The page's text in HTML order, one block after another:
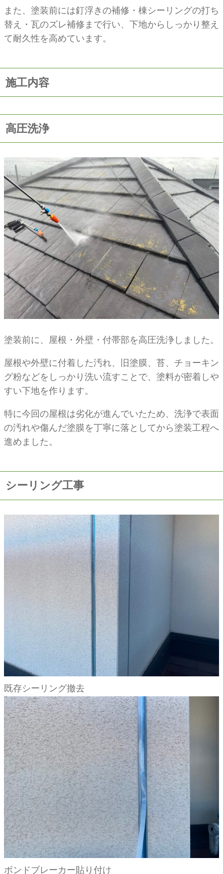
また、塗装前には釘浮きの補修・棟シーリングの打ち
替え・瓦のズレ補修まで行い、下地からしっかり整え
て耐久性を高めています。
施工内容
高圧洗浄
塗装前に、屋根・外壁・付帯部を高圧洗浄しました。
屋根や外壁に付着した汚れ、旧塗膜、苔、チョーキン
グ粉などをしっかり洗い流すことで、塗料が密着しや
すい下地を作ります。
特に今回の屋根は劣化が進んでいたため、洗浄で表面
の汚れや傷んだ塗膜を丁寧に落としてから塗装工程へ
進めました。
シーリング工事
既存シーリング撤去
ボンドブレーカー貼り付け